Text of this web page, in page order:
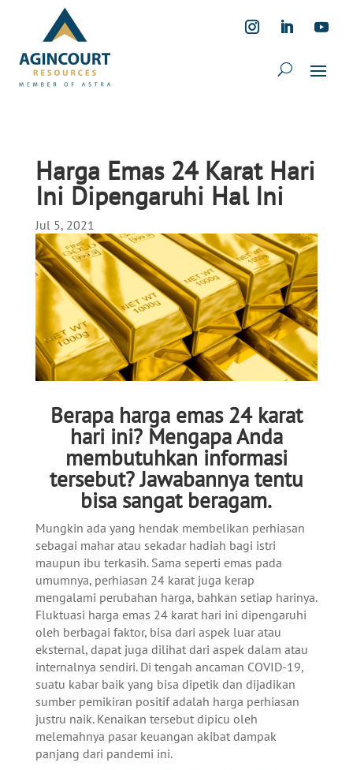
Harga Emas 24 Karat Hari
Ini Dipengaruhi Hal Ini
Jul 5, 2021
Berapa harga emas 24 karat
hari ini? Mengapa Anda
membutuhkan informasi
tersebut? Jawabannya tentu
bisa sangat beragam.
Mungkin ada yang hendak membelikan perhiasan
sebagai mahar atau sekadar hadiah bagi istri
maupun ibu terkasih. Sama seperti emas pada
umumnya, perhiasan 24 karat juga kerap
mengalami perubahan harga, bahkan setiap harinya.
Fluktuasi harga emas 24 karat hari ini dipengaruhi
oleh berbagai faktor, bisa dari aspek luar atau
eksternal, dapat juga dilihat dari aspek dalam atau
internalnya sendiri. Di tengah ancaman COVID-19,
suatu kabar baik yang bisa dipetik dan dijadikan
sumber pemikiran positif adalah harga perhiasan
justru naik. Kenaikan tersebut dipicu oleh
melemahnya pasar keuangan akibat dampak
panjang dari pandemi ini.